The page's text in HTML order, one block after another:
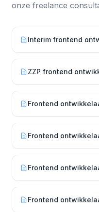
onze freelance
Interim frontend
ZZP frontend
Frontend
Frontend
Frontend
Frontend